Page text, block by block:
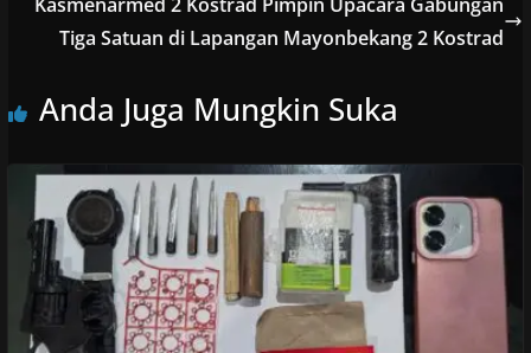
Tiga Satuan di Lapangan Mayonbekang 2 Kostrad
Anda Juga Mungkin Suka